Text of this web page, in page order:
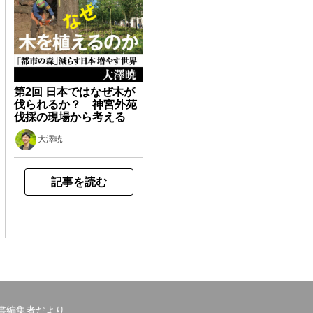
第2回 日本ではなぜ木が
伐られるか？ 神宮外苑
伐採の現場から考える
大澤暁
記事を読む
編集者だより